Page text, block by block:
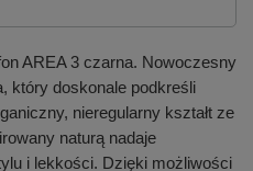
AREA 3 czarna. Nowoczesny
który doskonale podkreśli
nieregularny kształt ze
naturą nadaje
i lekkości. Dzięki możliwości